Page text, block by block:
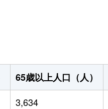
65歳以上人口（人）
3,634